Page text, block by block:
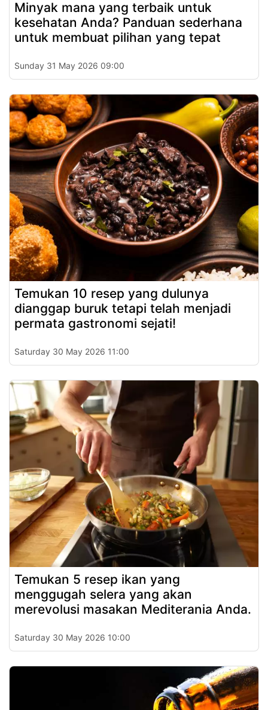
Minyak mana yang terbaik untuk
kesehatan Anda? Panduan sederhana
untuk membuat pilihan yang tepat
Sunday 31 May 2026 09:00
Temukan 10 resep yang dulunya
dianggap buruk tetapi telah menjadi
permata gastronomi sejati!
Saturday 30 May 2026 11:00
Temukan 5 resep ikan yang
menggugah selera yang akan
merevolusi masakan Mediterania Anda.
Saturday 30 May 2026 10:00